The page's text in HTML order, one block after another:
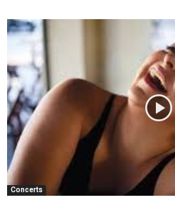
Concerts